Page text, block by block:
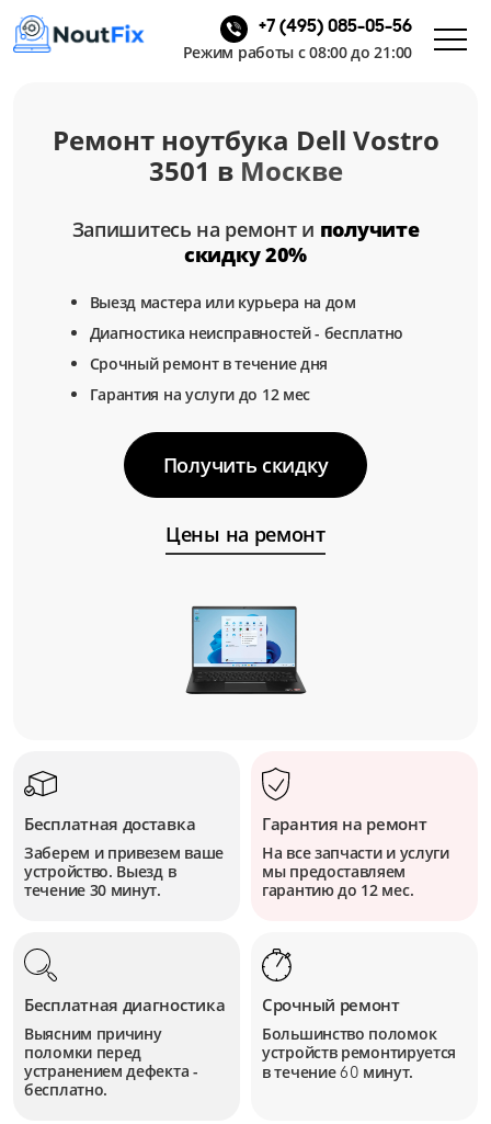
+7 (495) 085-05-56
Режим работы с 08:00 до 21:00
Ремонт ноутбука Dell Vostro
3501 в Москве
Запишитесь на ремонт и получите
скидку 20%
Выезд мастера или курьера на дом
Диагностика неисправностей - бесплатно
Срочный ремонт в течение дня
Гарантия на услуги до 12 мес
Получить скидку
Цены на ремонт
Бесплатная доставка
Заберем и привезем ваше
устройство. Выезд в
течение 30 минут.
Гарантия на ремонт
На все запчасти и услуги
мы предоставляем
гарантию до 12 мес.
Бесплатная диагностика
Выясним причину
поломки перед
устранением дефекта -
бесплатно.
Срочный ремонт
Большинство поломок
устройств ремонтируется
в течение60 минут.